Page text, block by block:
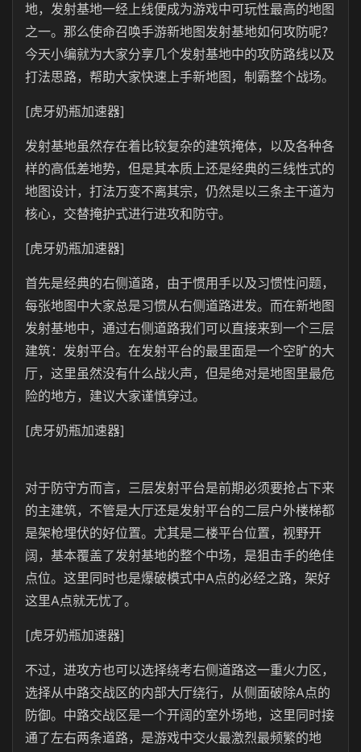
地，发射基地一经上线便成为游戏中可玩性最高的地图
之一。那么使命召唤手游新地图发射基地如何攻防呢？
今天小编就为大家分享几个发射基地中的攻防路线以及
打法思路，帮助大家快速上手新地图，制霸整个战场。
[虎牙奶瓶加速器]
发射基地虽然存在着比较复杂的建筑掩体，以及各种各
样的高低差地势，但是其本质上还是经典的三线性式的
地图设计，打法万变不离其宗，仍然是以三条主干道为
核心，交替掩护式进行进攻和防守。
[虎牙奶瓶加速器]
首先是经典的右侧道路，由于惯用手以及习惯性问题，
每张地图中大家总是习惯从右侧道路进发。而在新地图
发射基地中，通过右侧道路我们可以直接来到一个三层
建筑：发射平台。在发射平台的最里面是一个空旷的大
厅，这里虽然没有什么战火声，但是绝对是地图里最危
险的地方，建议大家谨慎穿过。
[虎牙奶瓶加速器]
对于防守方而言，三层发射平台是前期必须要抢占下来
的主建筑，不管是大厅还是发射平台的二层户外楼梯都
是架枪埋伏的好位置。尤其是二楼平台位置，视野开
阔，基本覆盖了发射基地的整个中场，是狙击手的绝佳
点位。这里同时也是爆破模式中A点的必经之路，架好
这里A点就无忧了。
[虎牙奶瓶加速器]
不过，进攻方也可以选择绕考右侧道路这一重火力区，
选择从中路交战区的内部大厅绕行，从侧面破除A点的
防御。中路交战区是一个开阔的室外场地，这里同时接
通了左右两条道路，是游戏中交火最激烈最频繁的地